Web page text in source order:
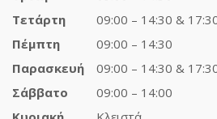
Τετάρτη
09:00 – 14:30 &
Πέμπτη
09:00 – 14:30
Παρασκευή
09:00 – 14:30 &
Σάββατο
09:00 – 14:00